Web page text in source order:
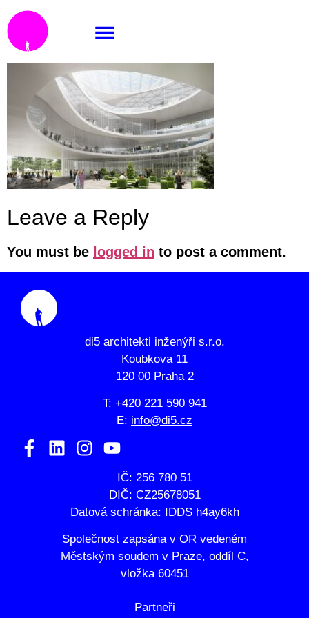
03_NUKIB_int
Leave a Reply
You must be logged in to post a comment.
di5 architekti inženýři s.r.o.
Koubkova 11
120 00 Praha 2
T: +420 221 590 941
E: info@di5.cz
IČ: 256 780 51
DIČ: CZ25678051
Datová schránka: IDDS h4ay6kh
Společnost zapsána v OR vedeném
Městským soudem v Praze, oddíl C,
vložka 60451
Partneři